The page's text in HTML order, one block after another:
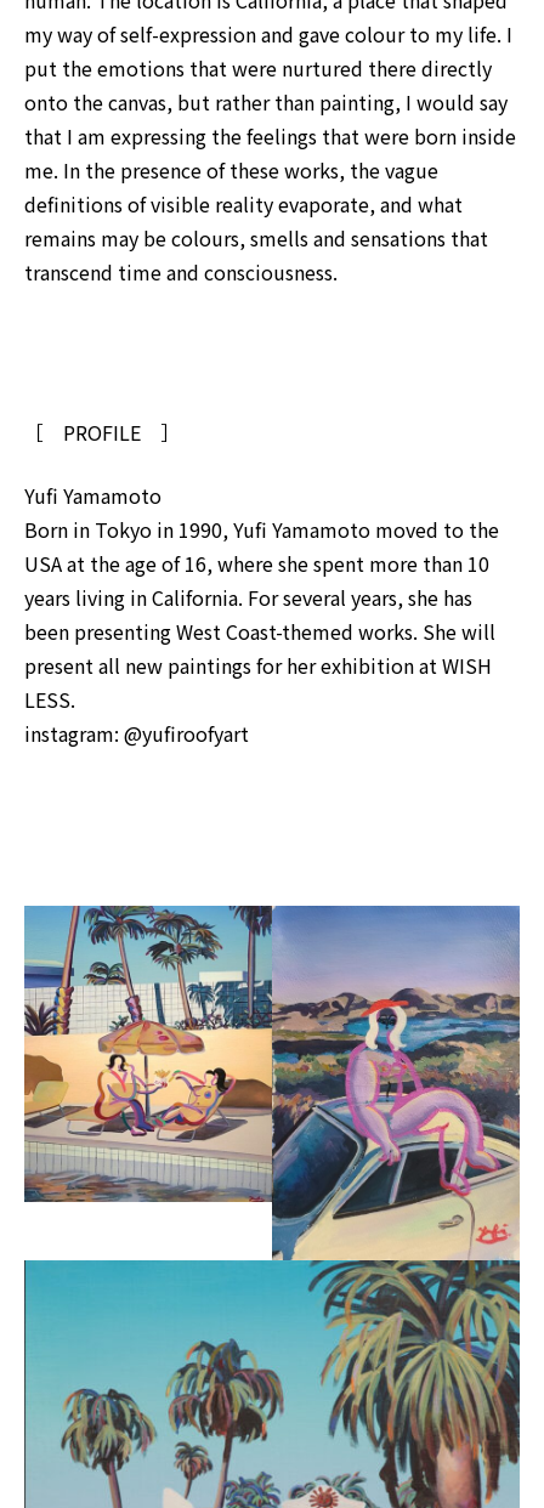
my way of self-expression and gave colour to my life. I
put the emotions that were nurtured there directly
onto the canvas, but rather than painting, I would say
that I am expressing the feelings that were born inside
me. In the presence of these works, the vague
definitions of visible reality evaporate, and what
remains may be colours, smells and sensations that
transcend time and consciousness.
［ PROFILE ］
Yufi Yamamoto
Born in Tokyo in 1990, Yufi Yamamoto moved to the
USA at the age of 16, where she spent more than 10
years living in California. For several years, she has
been presenting West Coast-themed works. She will
present all new paintings for her exhibition at WISH
LESS.
instagram: @yufiroofyart